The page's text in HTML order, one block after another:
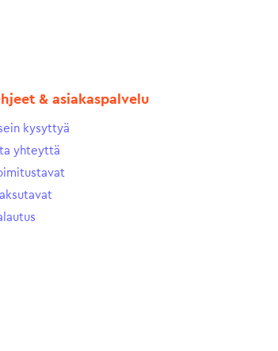
& asiakaspalvelu
kysyttyä
yhteyttä